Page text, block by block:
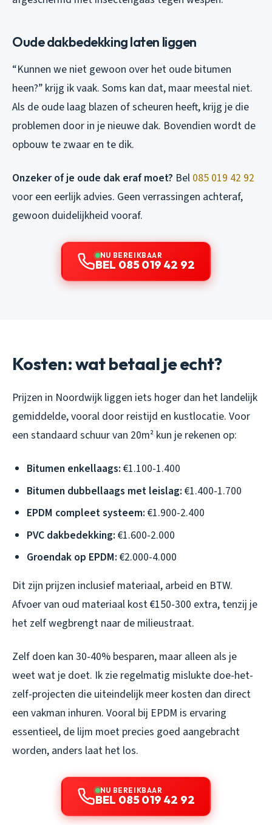
Oude dakbedekking laten liggen
“Kunnen we niet gewoon over het oude bitumen
heen?” krijg ik vaak. Soms kan dat, maar meestal niet.
Als de oude laag blazen of scheuren heeft, krijg je die
problemen door in je nieuwe dak. Bovendien wordt de
opbouw te zwaar en te dik.
Onzeker of je oude dak eraf moet? Bel 085 019 42 92
voor een eerlijk advies. Geen verrassingen achteraf,
gewoon duidelijkheid vooraf.
NU BEREIKBAAR
BEL 085 019 42 92
Kosten: wat betaal je echt?
Prijzen in Noordwijk liggen iets hoger dan het landelijk
gemiddelde, vooral door reistijd en kustlocatie. Voor
een standaard schuur van 20m² kun je rekenen op:
Bitumen enkellaags: €1.100-1.400
Bitumen dubbellaags met leislag: €1.400-1.700
EPDM compleet systeem: €1.900-2.400
PVC dakbedekking: €1.600-2.000
Groendak op EPDM: €2.000-4.000
Dit zijn prijzen inclusief materiaal, arbeid en BTW.
Afvoer van oud materiaal kost €150-300 extra, tenzij je
het zelf wegbrengt naar de milieustraat.
Zelf doen kan 30-40% besparen, maar alleen als je
weet wat je doet. Ik zie regelmatig mislukte doe-het-
zelf-projecten die uiteindelijk meer kosten dan direct
een vakman inhuren. Vooral bij EPDM is ervaring
essentieel, de lijm moet precies goed aangebracht
worden, anders laat het los.
NU BEREIKBAAR
BEL 085 019 42 92